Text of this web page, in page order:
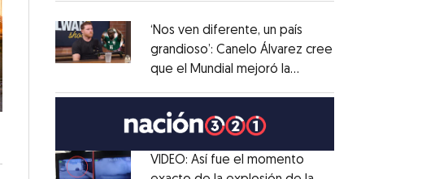
Opens in new window
‘Nos ven diferente, un país
grandioso’: Canelo Álvarez cree
que el Mundial mejoró la
VIDEO: Así fue el momento